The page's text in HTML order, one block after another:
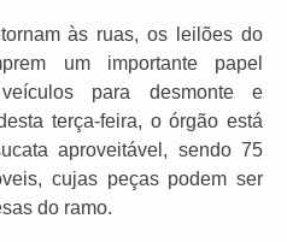
às ruas, os leilões do
um importante papel
para desmonte e
terça-feira, o órgão está
aproveitável, sendo 75
cujas peças podem ser
do ramo.